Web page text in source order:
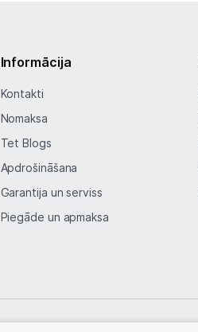
Informācija
Kontakti
Nomaksa
Tet Blogs
Apdrošināšana
Garantija un serviss
Piegāde un apmaksa